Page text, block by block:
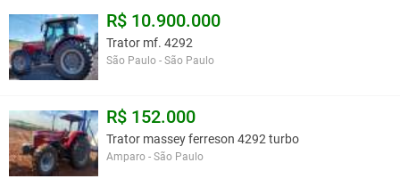
R$ 10.900.000
Trator mf. 4292
São Paulo - São Paulo
R$ 152.000
Trator massey ferreson 4292 turbo
Amparo - São Paulo